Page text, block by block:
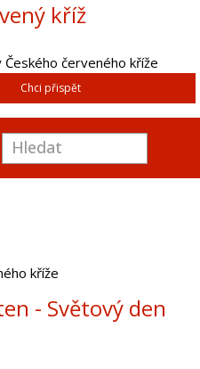
kříž
červeného kříže
Chci přispět
kříže
- Světový den